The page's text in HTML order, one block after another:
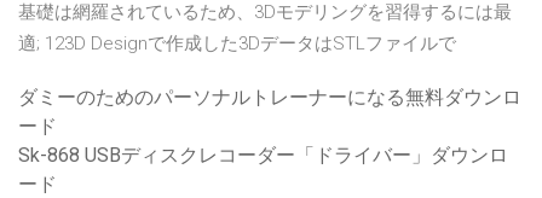
基礎は網羅されているため、3Dモデリングを習得するには最
適; 123D Designで作成した3DデータはSTLファイルで
ダミーのためのパーソナルトレーナーになる無料ダウンロ
ード
Sk-868 USBディスクレコーダー「ドライバー」ダウンロ
ード